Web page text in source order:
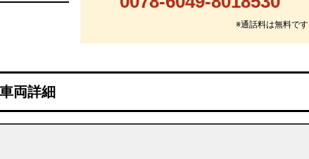
※通話料は無料です
車両詳細